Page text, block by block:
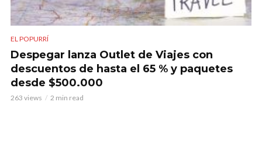
EL POPURRÍ
Despegar lanza Outlet de Viajes con
descuentos de hasta el 65 % y paquetes
desde $500.000
263 views 2 min read